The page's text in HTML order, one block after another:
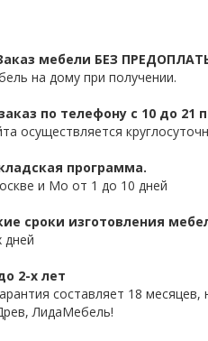
мебели БЕЗ
на дому при получении.
по телефону с 10 до 21
осуществляется
программа.
и Мо от 1 до 10 дней
сроки изготовления
дней
2-х лет
составляет 18
ЛидаМебель!